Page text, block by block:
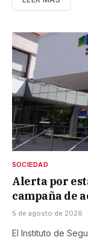
SOCIEDAD
Alerta por
campaña de
5 de agosto de 2026
El Instituto de